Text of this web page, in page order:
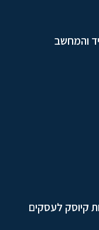
והמחשב
לעסקים